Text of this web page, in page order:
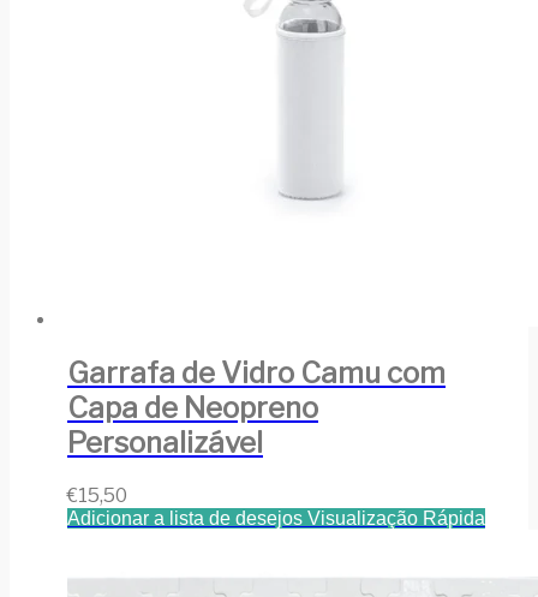
Garrafa de Vidro Camu com
Capa de Neopreno
Personalizável
€15,50
Adicionar a lista de desejos Visualização Rápida